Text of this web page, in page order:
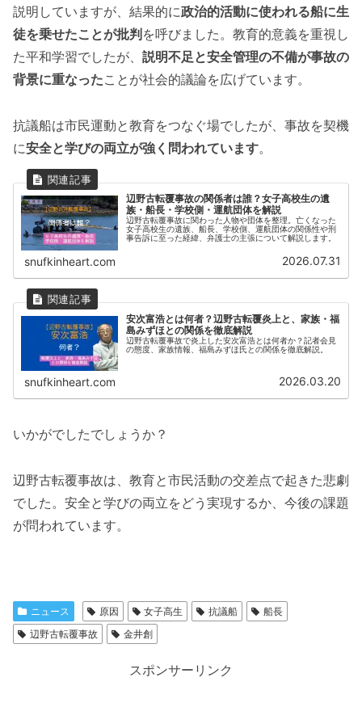
説明していますが、結果的に政治的活動に使われる船に生
徒を乗せたことが批判 を呼びました。教育的意義を重視し
た平和学習でしたが、 説明不足と安全管理の不備が事故の
背景に重なったことが社会的議論を広げています。
抗議船は市民運動と教育をつなぐ場でしたが、事故を契機
に安全と学びの両立が強く問われています。
辺野古転覆事故の関係者は誰？女子高校生の遺
族・船長・学校側・運航団体を解説
辺野古転覆事故に関わった人物や団体を整理。亡くなった
女子高校生の遺族、船長、学校側、運航団体の関係性や刑
事告訴に至った経緯、弁護士の主張について解説します。
snufkinheart.com 2026.07.31
安次富浩とは何者？辺野古転覆炎上と、家族・福
島みずほとの関係を徹底解説
辺野古転覆事故で炎上した安次富浩とは何者か？記者会見
の態度、家族情報、福島みずほ氏との関係を徹底解説。
snufkinheart.com 2026.03.20
いかがでしたでしょうか？
辺野古転覆事故は、教育と市民活動の交差点で起きた悲劇
でした。安全と学びの両立をどう実現するか、今後の課題
が問われています。
ニュース 原因 女子高生 抗議船
船長
辺野古転覆事故
金井創
スポンサーリンク